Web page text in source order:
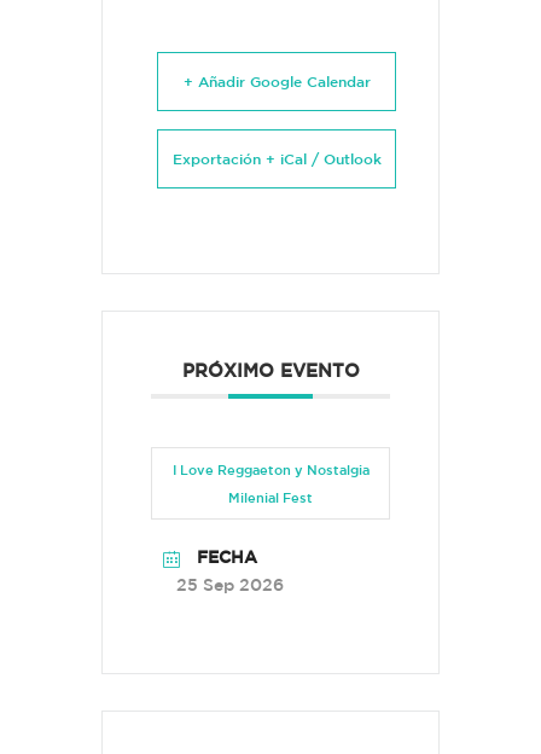
+ Añadir Google Calendar
Exportación + iCal / Outlook
PRÓXIMO EVENTO
I Love Reggaeton y Nostalgia
Milenial Fest
FECHA
25 Sep 2026